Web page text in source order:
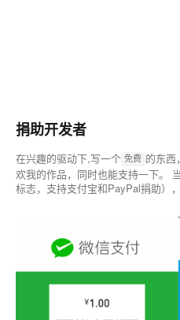
捐助开发者
在兴趣的驱动下,写一个 免费 的东西
欢我的作品，同时也能支持一下。
标志，支持支付宝和PayPal捐助）